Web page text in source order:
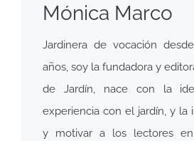
Mónica Marco
Jardinera de vocación
años, soy la fundadora y
de Jardín, nace con la
experiencia con el jardín, y la
y motivar a los lectores